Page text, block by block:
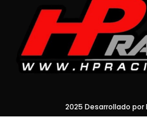
2025 Desarrollado